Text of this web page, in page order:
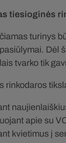
tiesioginės
turinys
Dėl
tvarko tik
rinkodaros
apie su
kvietimus į